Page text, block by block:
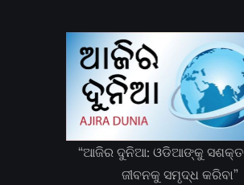
“ଆଜିର ଦୁନିଆ: ଓଡିଆଙ୍କୁ ସଶକ୍ତ
ଜୀବନକୁ ସମୃଦ୍ଧ କରିବା”